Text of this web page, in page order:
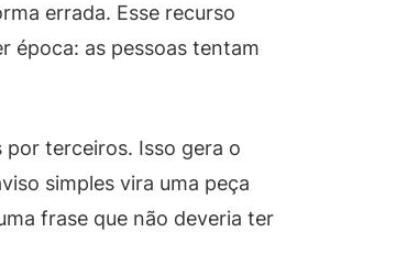
errada. Esse recurso
época: as pessoas tentam
terceiros. Isso gera o
simples vira uma peça
frase que não deveria ter